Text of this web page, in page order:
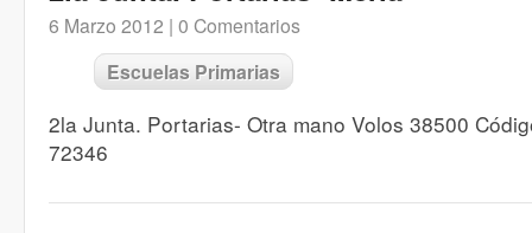
6 Marzo 2012 | 0 Comentarios
Escuelas Primarias
2la Junta. Portarias- Otra mano Volos 38500
72346